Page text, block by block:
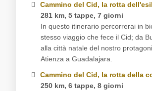
Cammino del Cid, la rotta
281 km, 5 tappe, 7 giorni
In questo itinerario percorrerai in
stesso viaggio che fece il Cid; da
alla città natale del nostro
Atienza a Guadalajara.
Cammino del Cid, la rotta della
250 km, 6 tappe, 8 giorni